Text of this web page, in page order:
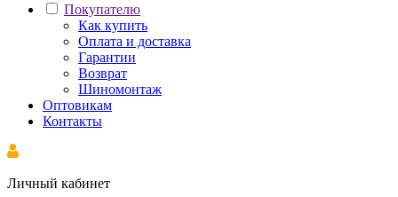
Покупателю
Как купить
Оплата и доставка
Гарантии
Возврат
Шиномонтаж
Оптовикам
Контакты
Личный кабинет